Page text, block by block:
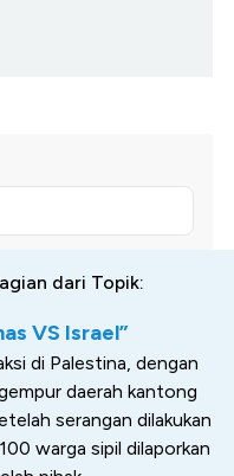
dari Topik:
VS Israel”
di Palestina, dengan
daerah kantong
serangan dilakukan
warga sipil dilaporkan